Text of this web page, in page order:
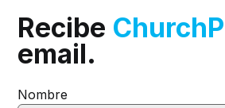
Recibe
email.
Nombre